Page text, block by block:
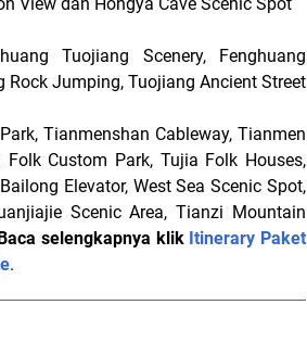
Tuojiang Scenery, Fenghuang
Jumping, Tuojiang Ancient Street
Tianmenshan Cableway, Tianmen
Custom Park, Tujia Folk Houses,
Elevator, West Sea Scenic Spot,
Scenic Area, Tianzi Mountain
selengkapnya klik Itinerary Paket
.